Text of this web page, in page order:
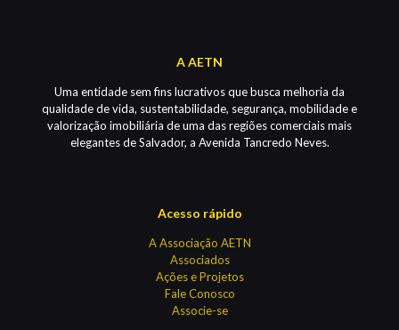
A AETN
Uma entidade sem fins lucrativos que busca melhoria da
qualidade de vida, sustentabilidade, segurança, mobilidade e
valorização imobiliária de uma das regiões comerciais mais
elegantes de Salvador, a Avenida Tancredo Neves.
Acesso rápido
A Associação AETN
Associados
Ações e Projetos
Fale Conosco
Associe-se